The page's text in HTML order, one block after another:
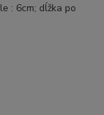
: 6cm; dĺžka po